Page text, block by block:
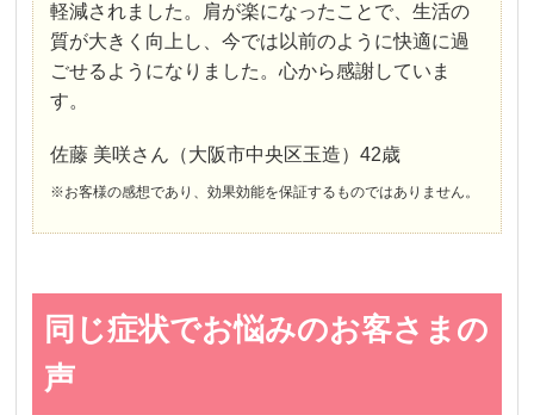
軽減されました。肩が楽になったことで、生活の
質が大きく向上し、今では以前のように快適に過
ごせるようになりました。心から感謝していま
す。
佐藤 美咲さん（大阪市中央区玉造）42歳
※お客様の感想であり、効果効能を保証するものではありません。
同じ症状でお悩みのお客さまの
声